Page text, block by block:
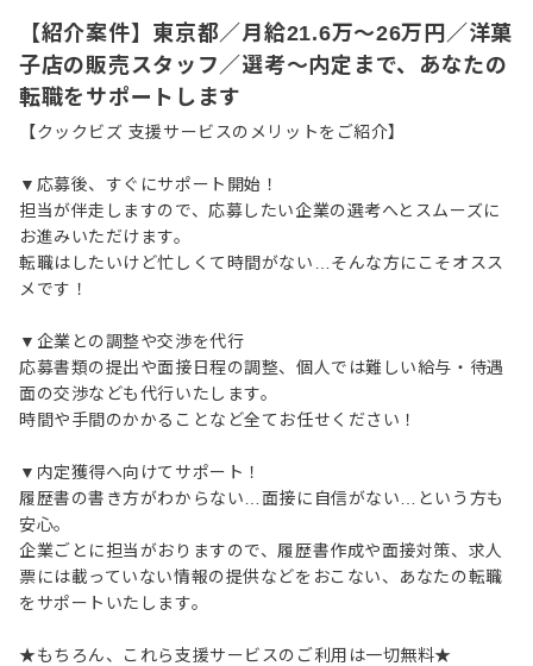
【紹介案件】東京都／月給21.6万～26万円／洋菓
子店の販売スタッフ／選考～内定まで、あなたの
転職をサポートします
【クックビズ 支援サービスのメリットをご紹介】
▼応募後、すぐにサポート開始！
担当が伴走しますので、応募したい企業の選考へとスムーズに
お進みいただけます。
転職はしたいけど忙しくて時間がない…そんな方にこそオスス
メです！
▼企業との調整や交渉を代行
応募書類の提出や面接日程の調整、個人では難しい給与・待遇
面の交渉なども代行いたします。
時間や手間のかかることなど全てお任せください！
▼内定獲得へ向けてサポート！
履歴書の書き方がわからない…面接に自信がない…という方も
安心。
企業ごとに担当がおりますので、履歴書作成や面接対策、求人
票には載っていない情報の提供などをおこない、あなたの転職
をサポートいたします。
★もちろん、これら支援サービスのご利用は一切無料★